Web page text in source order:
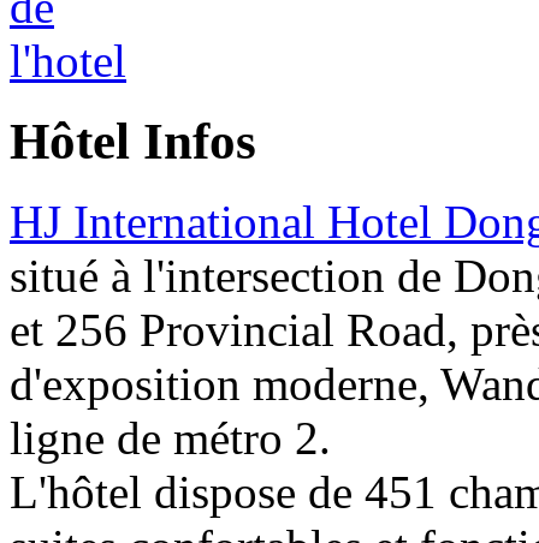
Hôtel Infos
HJ International Hotel
situé à l'intersection de
et 256 Provincial Road,
d'exposition moderne,
ligne de métro 2.
L'hôtel dispose de 451